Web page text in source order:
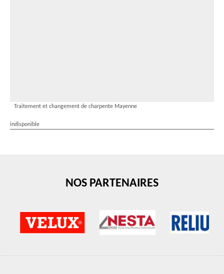
Traitement et changement de charpente Mayenne
indisponible
NOS PARTENAIRES